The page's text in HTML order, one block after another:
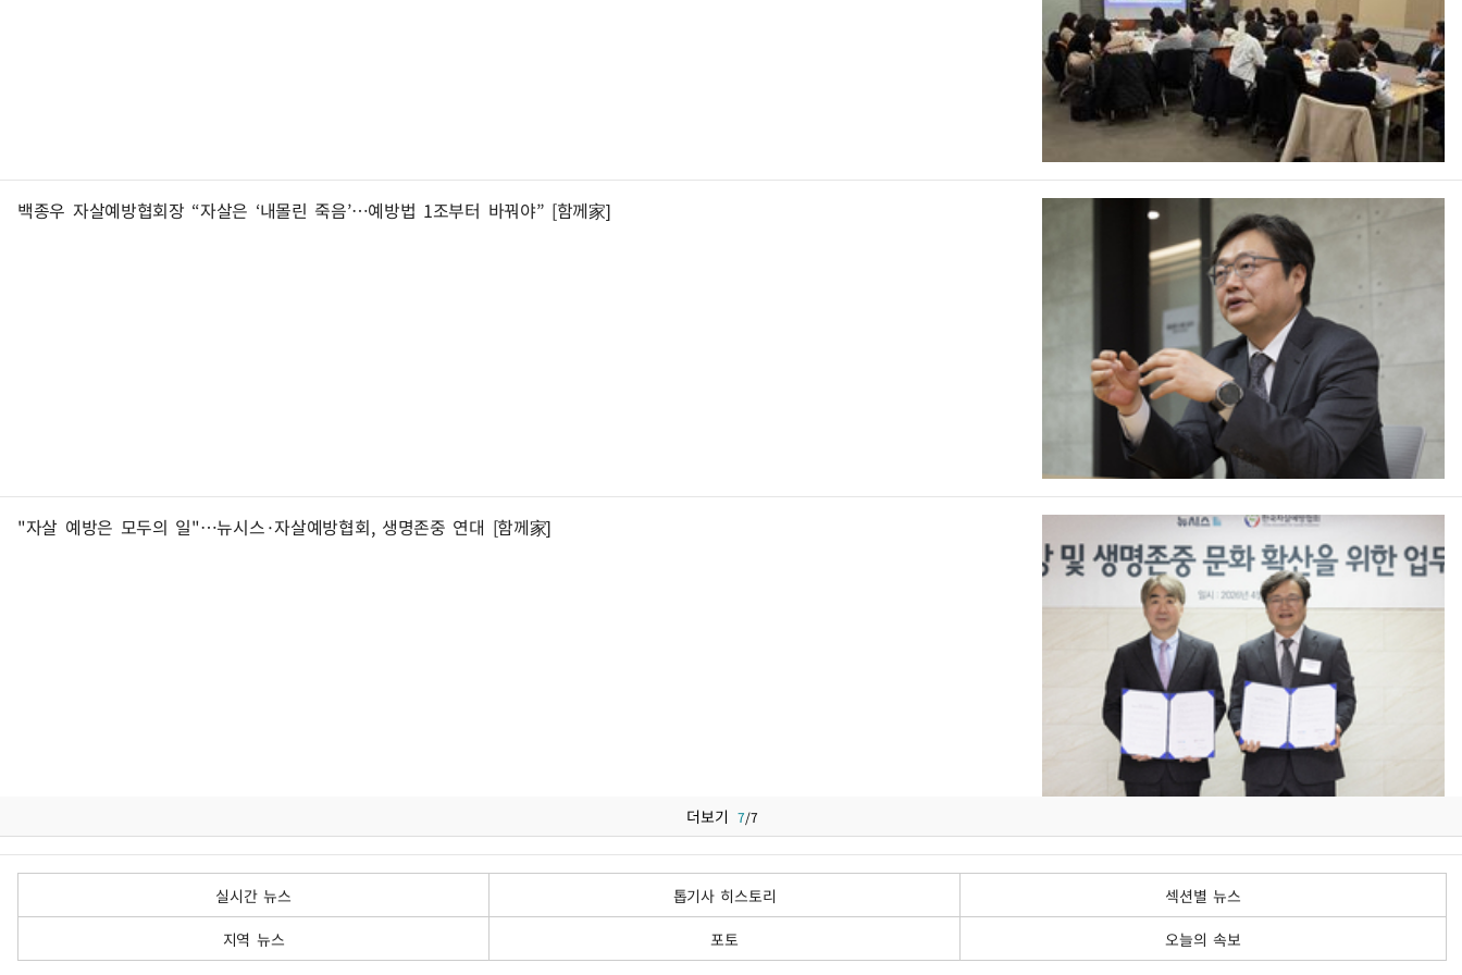
백종우 자살예방협회장 “자살은 ‘내몰린 죽음’…예방법 1조부터 바꿔야” [함께家]
"자살 예방은 모두의 일"…뉴시스·자살예방협회, 생명존중 연대 [함께家]
더보기 7/7
실시간 뉴스 톱기사 히스토리
섹션별 뉴스
지역 뉴스
포토 오늘의 속보